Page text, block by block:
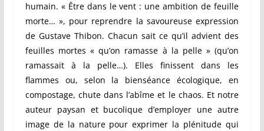
humain. « Être dans le vent : une ambition de feuille
morte… », pour reprendre la savoureuse expression
de Gustave Thibon. Chacun sait ce qu’il advient des
feuilles mortes « qu’on ramasse à la pelle » (qu’on
ramassait à la pelle…). Elles finissent dans les
flammes ou, selon la bienséance écologique, en
compostage, chute dans l’abîme et le chaos. Et notre
auteur paysan et bucolique d’employer une autre
image de la nature pour exprimer la plénitude qui